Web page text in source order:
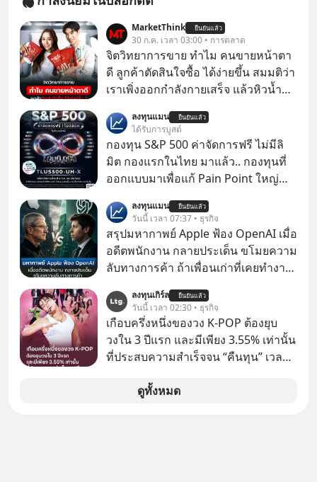
MarketThink ยืนยันแล้ว
30 ก.ค. เวลา 03:00 • การตลาด
จิตวิทยาการขาย ทำไม คนขายหน้าตา
ดี ลูกค้าตัดสินใจซื้อ ได้ง่ายขึ้น สมมติว่า
เราเพิ่งออกกำลังกายเสร็จ แล้วหิวน้ำ
ขายของเหมือนกันทุกอย่าง
ลงทุนแมน ยืนยันแล้ว
ได้รับการบูสต์
กองทุน S&P 500 ค่าจัดการฟรี ไม่มีลิ
มิต กองแรกในไทย มาแล้ว.. กองทุนที่
ออกแบบมาเพื่อแก้ Pain Point ใหญ่
ลงทุนแมน ยืนยันแล้ว
วันนี้ เวลา 07:37 • ธุรกิจ
สรุปมหากาพย์ Apple ฟ้อง OpenAI เมื่อ
อดีตพนักงาน กลายประเด็น ขโมยความ
ลับทางการค้า ถ้าเพื่อนเก่าที่เคยทำงาน
เก่าที่เขาเคยทำไว้ ตอนยังอยู่บริษัท
เดียวกัน
ลงทุนเกิร์ล ยืนยันแล้ว
วันนี้ เวลา 02:30 • ธุรกิจ
เกือบครึ่งหนึ่งของวง K-POP ต้องยุบ
วงใน 3 ปีแรก และมีเพียง 3.55% เท่านั้น
ที่ประสบความสำเร็จจน “คืนทุน” เวลา
เห็นภาพความสำเร็จที่หรูหรา คอนเสิร์ต
ดูทั้งหมด